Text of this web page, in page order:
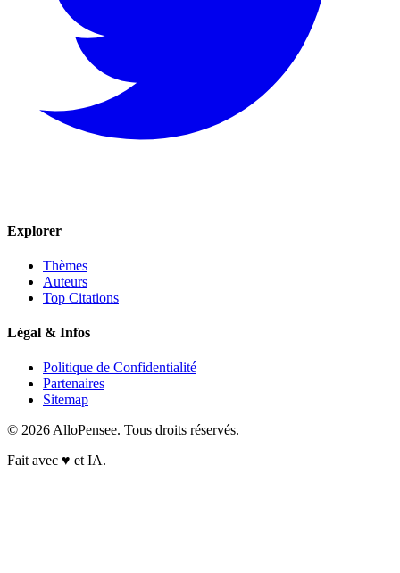
Explorer
Thèmes
Auteurs
Top Citations
Légal & Infos
Politique de Confidentialité
Partenaires
Sitemap
© 2026 AlloPensee. Tous droits réservés.
Fait avec ♥ et IA.